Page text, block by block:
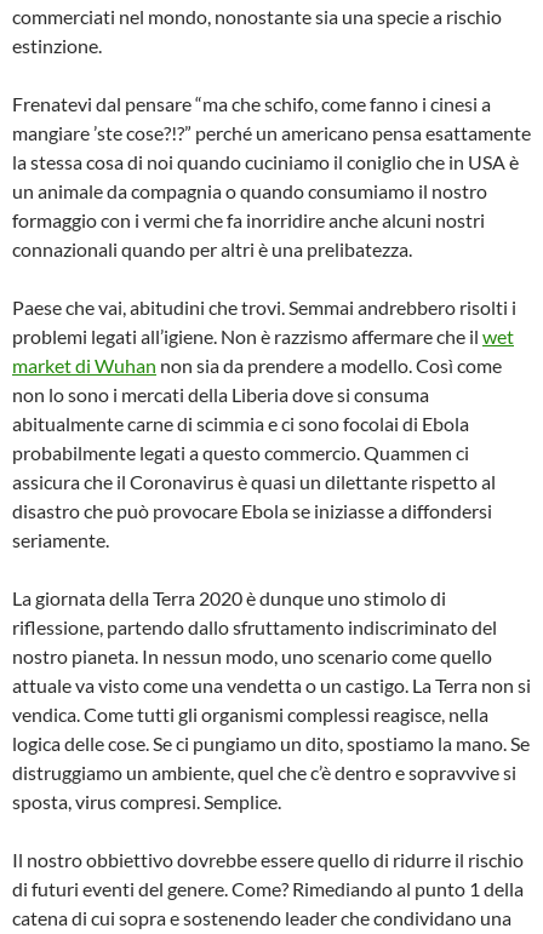
commerciati nel mondo, nonostante sia una specie a rischio
estinzione.
Frenatevi dal pensare “ma che schifo, come fanno i cinesi a
mangiare ’ste cose?!?” perché un americano pensa esattamente
la stessa cosa di noi quando cuciniamo il coniglio che in USA è
un animale da compagnia o quando consumiamo il nostro
formaggio con i vermi che fa inorridire anche alcuni nostri
connazionali quando per altri è una prelibatezza.
Paese che vai, abitudini che trovi. Semmai andrebbero risolti i
problemi legati all’igiene. Non è razzismo affermare che il wet
market di Wuhan non sia da prendere a modello. Così come
non lo sono i mercati della Liberia dove si consuma
abitualmente carne di scimmia e ci sono focolai di Ebola
probabilmente legati a questo commercio. Quammen ci
assicura che il Coronavirus è quasi un dilettante rispetto al
disastro che può provocare Ebola se iniziasse a diffondersi
seriamente.
La giornata della Terra 2020 è dunque uno stimolo di
riflessione, partendo dallo sfruttamento indiscriminato del
nostro pianeta. In nessun modo, uno scenario come quello
attuale va visto come una vendetta o un castigo. La Terra non si
vendica. Come tutti gli organismi complessi reagisce, nella
logica delle cose. Se ci pungiamo un dito, spostiamo la mano. Se
distruggiamo un ambiente, quel che c’è dentro e sopravvive si
sposta, virus compresi. Semplice.
Il nostro obbiettivo dovrebbe essere quello di ridurre il rischio
di futuri eventi del genere. Come? Rimediando al punto 1 della
catena di cui sopra e sostenendo leader che condividano una